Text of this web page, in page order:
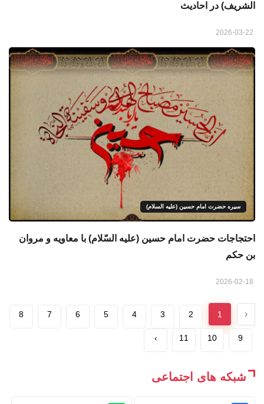
الشریف) در احادیث
سیره حضرت امام حسین (علیه السلام)
احتجاجات حضرت امام حسین (علیه السّلام) با معاویه و مروان
بن حکم
‹
1
2
3
4
5
6
7
8
9
10
11
›
شبکه های اجتماعی